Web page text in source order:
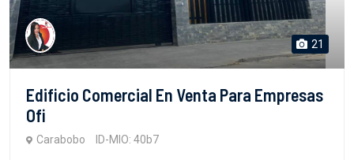
21
Edificio Comercial En Venta Para Empresas
Ofi
Carabobo ID-MIO: 40b7